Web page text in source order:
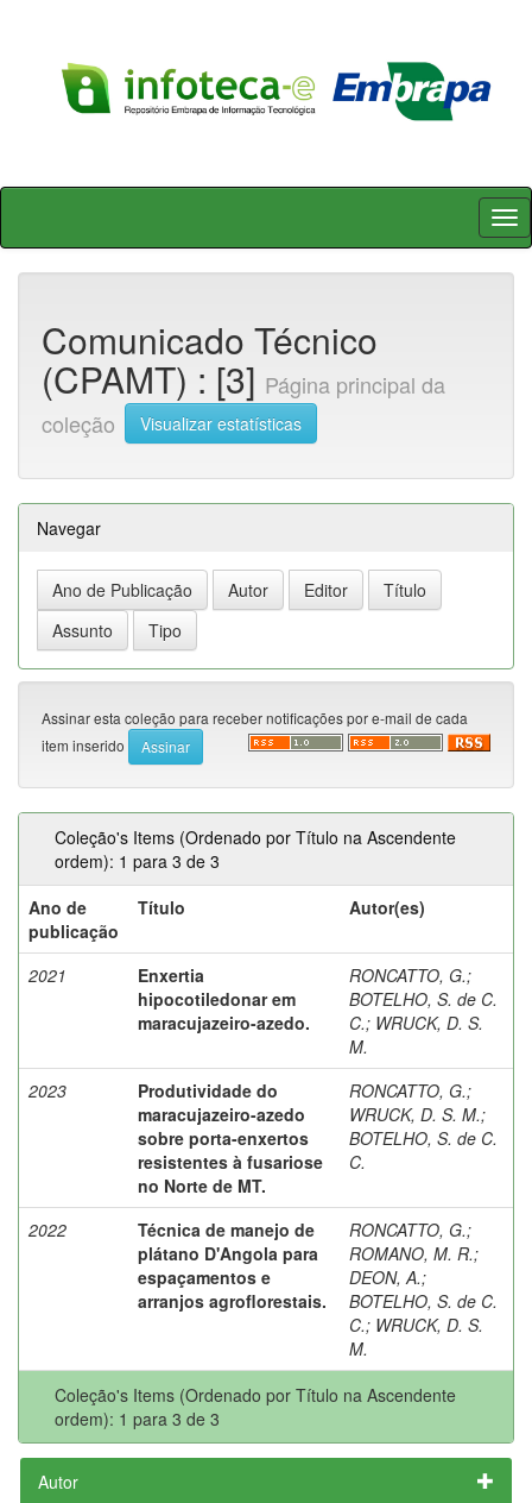
Skip
Comunicado Técnico
(CPAMT) : [3] Página principal da
coleção
Visualizar estatísticas
Navegar
Assinar esta coleção para receber notificações por e-mail de cada
item inserido
Coleção's Items (Ordenado por Título na Ascendente
ordem): 1 para 3 de 3
Ano de
publicação
Título Autor(es)
2021
Enxertia
hipocotiledonar em
maracujazeiro-azedo.
RONCATTO, G.;
BOTELHO, S. de C.
C.; WRUCK, D. S.
M.
2023
Produtividade do
maracujazeiro-azedo
sobre porta-enxertos
resistentes à fusariose
no Norte de MT.
RONCATTO, G.;
WRUCK, D. S. M.;
BOTELHO, S. de C.
C.
2022
Técnica de manejo de
plátano D'Angola para
espaçamentos e
arranjos agroflorestais.
RONCATTO, G.;
ROMANO, M. R.;
DEON, A.;
BOTELHO, S. de C.
C.; WRUCK, D. S.
M.
Coleção's Items (Ordenado por Título na Ascendente
ordem): 1 para 3 de 3
Autor